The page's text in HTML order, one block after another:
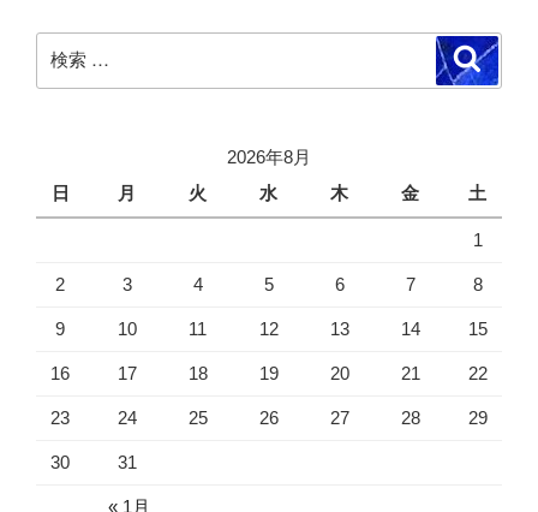
索:
検
索
2026年8月
日
月 火 水 木 金 土
1
2 3 4 5 6 7 8
9 10 11 12 13 14 15
16 17 18 19 20 21 22
23 24 25 26 27 28 29
30 31
« 1月